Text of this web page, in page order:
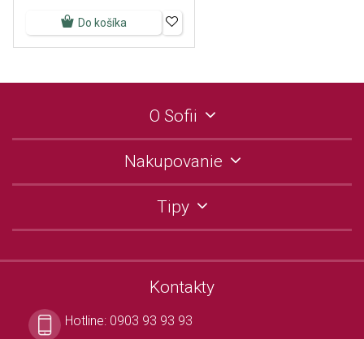
Do košíka
O Sofii
Nakupovanie
Tipy
Kontakty
Hotline: 0903 93 93 93